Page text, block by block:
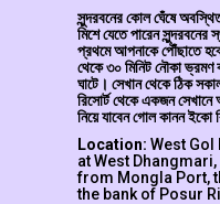
সুন্দরবনের কোল ঘেঁষে
মিশে যেতে পারেন সুন্দরবনের
প্রথমে আপনাকে পৌঁছাতে হবে
থেকে ৩০ মিনিট নৌকা ভ্রমণ
ঘাটে। সেখান থেকে ঠিক
রিসোর্ট থেকে একজন
নিয়ে যাবেন গোল কানন ইকো
Location: West Gol
at West
from Mongla Port,
the bank of Posur